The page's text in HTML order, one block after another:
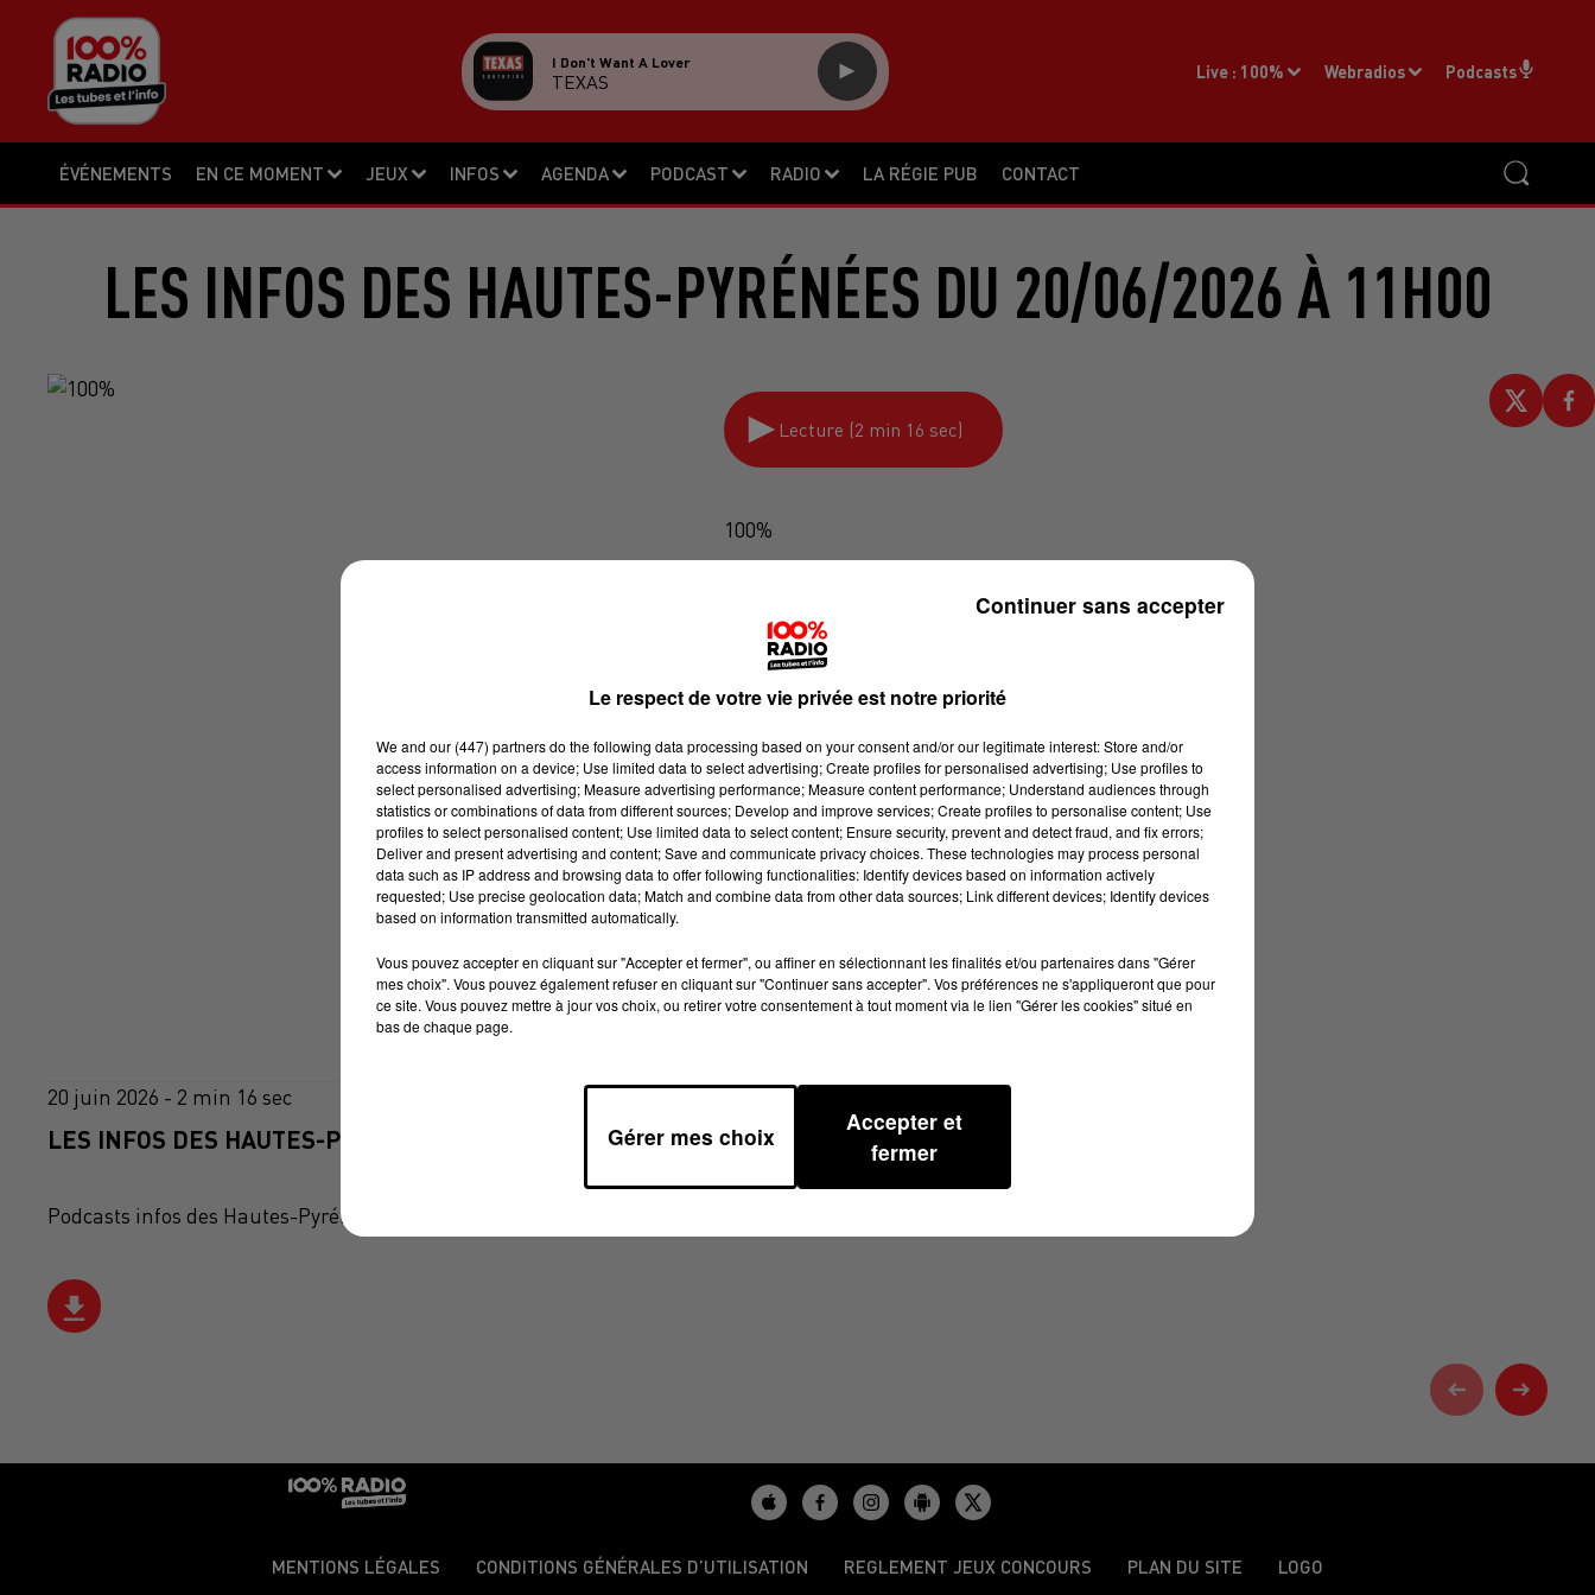
ÉVÉNEMENTS EN CE MOMENT JEUX INFOS AGENDA PODCAST RADIO LA RÉGIE PUB CONTACT
Live : 100% Webradios Podcasts
I Don't Want A Lover
TEXAS
LES INFOS DES HAUTES-PYRÉNÉES DU 20/06/2026 À 11H00
Lecture (2 min 16 sec)
100%
20 juin 2026 - 2 min 16 sec
LES INFOS DES HAUTES-PYRÉNÉES DU 20/06/2026 À 11H00
Podcasts infos des Hautes-Pyrénées
MENTIONS LÉGALES CONDITIONS GÉNÉRALES D’UTILISATION REGLEMENT JEUX CONCOURS PLAN DU SITE LOGO
Le respect de votre vie privée est notre priorité
We and our (447) partnersdo the following data processing based on your consent and/or our legitimate interest: Store and/or
access information on a device; Use limited data to select advertising; Create profiles for personalised advertising; Use profiles to
select personalised advertising; Measure advertising performance; Measure content performance; Understand audiences through
statistics or combinations of data from different sources; Develop and improve services; Create profiles to personalise content; Use
profiles to select personalised content; Use limited data to select content; Ensure security, prevent and detect fraud, and fix errors;
Deliver and present advertising and content; Save and communicate privacy choices. These technologies may process personal
data such as IP address and browsing data to offer following functionalities: Identify devices based on information actively
requested; Use precise geolocation data; Match and combine data from other data sources; Link different devices; Identify devices
based on information transmitted automatically.
Vous pouvez accepter en cliquant sur "Accepter et fermer", ou affiner en sélectionnant les finalités et/ou partenaires dans "Gérer
mes choix". Vous pouvez également refuser en cliquant sur "Continuer sans accepter". Vos préférences ne s'appliqueront que pour
ce site. Vous pouvez mettre à jour vos choix, ou retirer votre consentement à tout moment via le lien "Gérer les cookies" situé en
bas de chaque page.
Gérer mes choix
Accepter et
fermer
Continuer sans accepter